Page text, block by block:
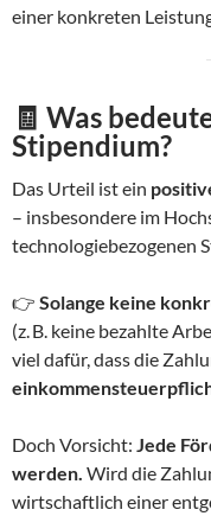
einer konkreten
🧾 Was
Stipendium?
Das Urteil ist ein
– insbesondere im
technologiebezogenen
👉 Solange keine
(z. B. keine bezahlte
viel dafür, dass die
Doch Vorsicht: Jede
werden. Wird die
wirtschaftlich einer